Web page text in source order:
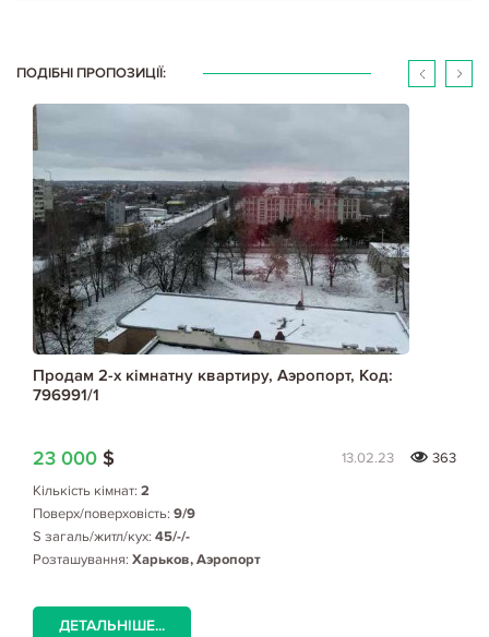
ПОДІБНІ ПРОПОЗИЦІЇ:
Продам 2-х кімнатну квартиру, Аэропорт, Код:
796991/1
23 000 $ 13.02.23
363
Кількість кімнат: 2
Поверх/поверховість: 9/9
S загаль/житл/кух: 45/-/-
Розташування: Харьков, Аэропорт
ДЕТАЛЬНІШЕ...